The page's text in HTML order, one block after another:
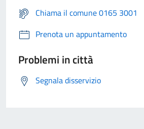
Chiama il comune 0165 3001
Prenota un appuntamento
Problemi in città
Segnala disservizio